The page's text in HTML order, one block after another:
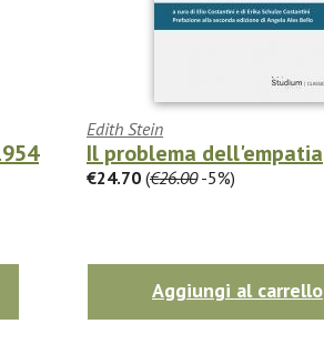
Edith Stein
Il problema dell'empatia
€24.70 (€26.00-5%)
Aggiungi al carrello